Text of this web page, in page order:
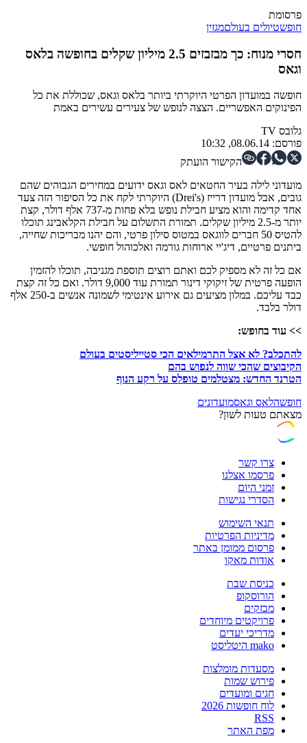
פרסומת
חופשטיולים בעולםמגזין
חסרי מנוח: כך מבזבזים 2.5 מיליון שקלים בחופשה בלאס
וגאס
חופשה במועדון הפרטי היוקרתי ביותר בלאס וגאס, שכוללת את כל
הפינוקים האפשריים. הצצה לנופש של צעירים עשירים באמת
גלובס TV
פורסם: 08.06.14, 10:32
הקישור הועתק
מועדוני לילה בעיר החטאים לאס וגאס ידועים במחירים הגבוהים שהם
גובים, אבל מועדון דרייז (Drei's) היוקרתי לקח את כל הסיפור הזה צעד
אחד קדימה והוא מציע חבילת נופש בלא פחות מ-737 אלף דולר, קצת
יותר מ-2.5 מיליון שקלים. תמורת התשלום על חבילת הקלאבינג תוכלו
להטיס 50 חברים לווגאס במטוס סילון פרטי, והם יהנו מבריכות שחייה,
ביתנים פרטיים, דיג'יי ארוחות גורמה ואלכוהול חופשי.
אם כל זה לא מספיק לכם ואתם רוצים תוספת מגניבה, תוכלו להזמין
הופעה פרטית של זיקוקי דינור תמורת עוד 9,000 דולר. ואם כל זה קצת
כבד עליכם. במלון מציעים גם אירוע אינטימי לשמונה אנשים ב-250 אלף
דולר בלבד.
>> עוד בחופש:
להתכלב? לא אצל התרמילאים הכי סטייליסטים בעולם
הקיבוצים שהכי שווה לנפוש בהם
הטרנד החדש: מצטלמים טופלס על רקע הנוף
חופשהלאס וגאסמועדונים
מצאתם טעות לשון?
צרו קשר
פרסמו אצלנו
זמני היום
הסדרי נגישות
תנאי השימוש
מדיניות הפרטיות
פרסום ממומן באתר
אודות מאקו
כניסת שבת
הורוסקופ
מבזקים
פרויקטים מיוחדים
מדריכי יעדים
mako היטליסט
מסעדות מומלצות
פירוש שמות
חגים ומועדים
לוח חופשות 2026
RSS
מפת האתר